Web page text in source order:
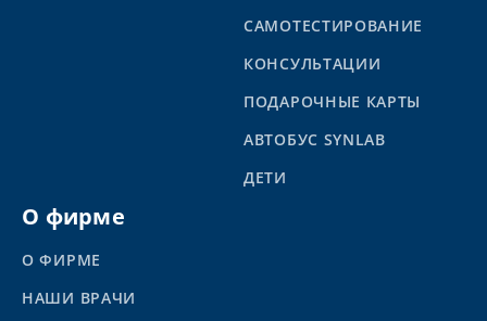
САМОТЕСТИРОВАНИЕ
КОНСУЛЬТАЦИИ
ПОДАРОЧНЫЕ КАРТЫ
АВТОБУС SYNLAB
ДЕТИ
О фирме
О ФИРМЕ
НАШИ ВРАЧИ